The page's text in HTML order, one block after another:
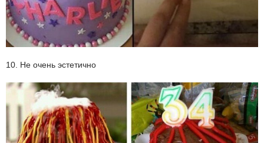
10. Не очень эстетично